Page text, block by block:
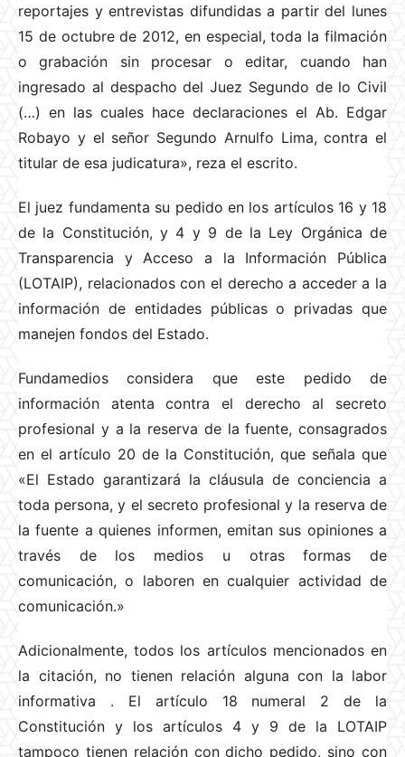
reportajes y entrevistas difundidas a partir del lunes
15 de octubre de 2012, en especial, toda la filmación
o grabación sin procesar o editar, cuando han
ingresado al despacho del Juez Segundo de lo Civil
(…) en las cuales hace declaraciones el Ab. Edgar
Robayo y el señor Segundo Arnulfo Lima, contra el
titular de esa judicatura», reza el escrito.
El juez fundamenta su pedido en los artículos 16 y 18
de la Constitución, y 4 y 9 de la Ley Orgánica de
Transparencia y Acceso a la Información Pública
(LOTAIP), relacionados con el derecho a acceder a la
información de entidades públicas o privadas que
manejen fondos del Estado.
Fundamedios considera que este pedido de
información atenta contra el derecho al secreto
profesional y a la reserva de la fuente, consagrados
en el artículo 20 de la Constitución, que señala que
«El Estado garantizará la cláusula de conciencia a
toda persona, y el secreto profesional y la reserva de
la fuente a quienes informen, emitan sus opiniones a
través de los medios u otras formas de
comunicación, o laboren en cualquier actividad de
comunicación.»
Adicionalmente, todos los artículos mencionados en
la citación, no tienen relación alguna con la labor
informativa . El artículo 18 numeral 2 de la
Constitución y los artículos 4 y 9 de la LOTAIP
tampoco tienen relación con dicho pedido, sino con